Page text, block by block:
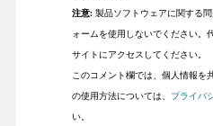
注意:製品ソフトウェアに関する
ォームを使用しないでください。
サイトにアクセスしてください。
このコメント欄では、個人情報を
の使用方法については、 プライバ
い。